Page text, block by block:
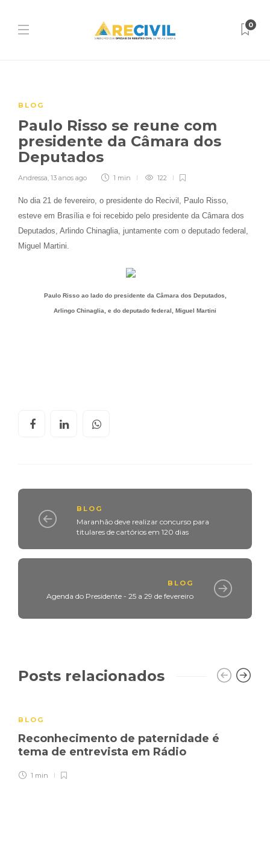
0
BLOG
Paulo Risso se reune com
presidente da Câmara dos
Deputados
Andressa, 13 anos ago 1 min 122
No dia 21 de fevereiro, o presidente do Recivil, Paulo Risso,
esteve em Brasília e foi recebido pelo presidente da Câmara dos
Deputados, Arlindo Chinaglia, juntamente com o deputado federal,
Miguel Martini.
Paulo Risso ao lado do presidente da Câmara dos Deputados,
Arlingo Chinaglia, e do deputado federal, Miguel Martini
BLOG
Maranhão deve realizar concurso para
titulares de cartórios em 120 dias
BLOG
Agenda do Presidente - 25 a 29 de fevereiro
Posts relacionados
BLOG
Reconhecimento de paternidade é
tema de entrevista em Rádio
1 min